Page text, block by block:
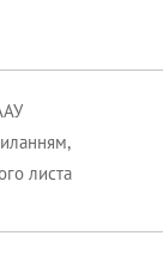
листа